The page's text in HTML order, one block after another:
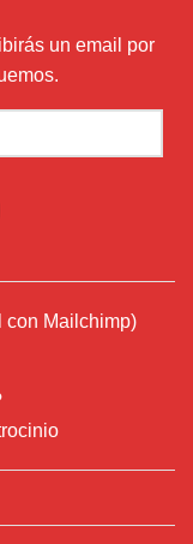
un email por
con Mailchimp)